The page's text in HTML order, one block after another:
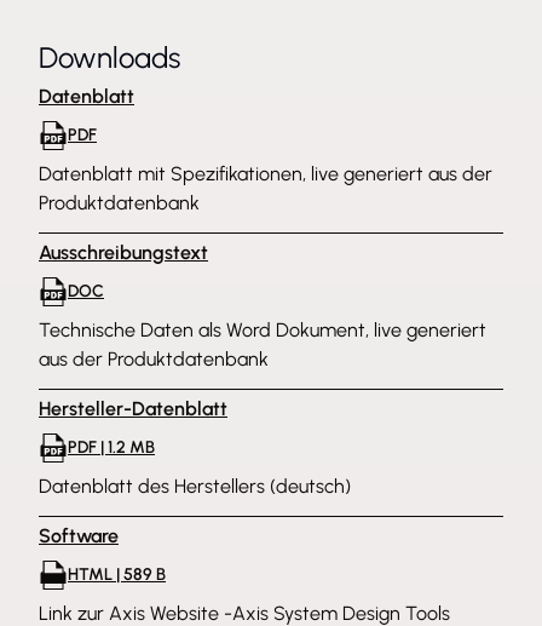
Downloads
Datenblatt
PDF
Datenblatt mit Spezifikationen, live generiert aus der
Produktdatenbank
Ausschreibungstext
DOC
Technische Daten als Word Dokument, live generiert
aus der Produktdatenbank
Hersteller-Datenblatt
PDF | 1.2 MB
Datenblatt des Herstellers (deutsch)
Software
HTML | 589 B
Link zur Axis Website -Axis System Design Tools